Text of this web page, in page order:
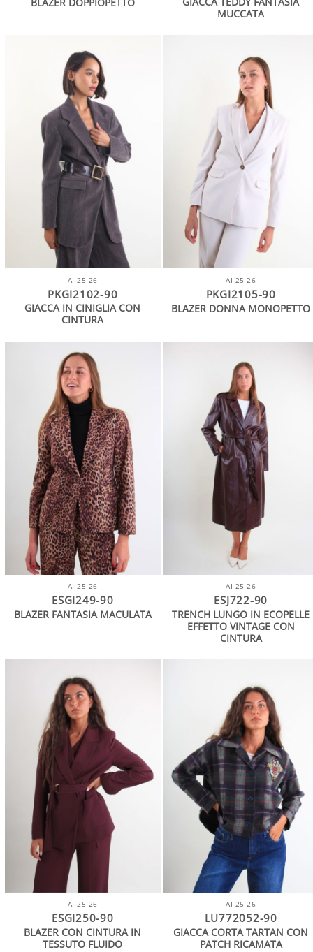
MUCCATA
AI 25-26
PKGI2102-90
GIACCA IN CINIGLIA CON
CINTURA
AI 25-26
PKGI2105-90
BLAZER DONNA MONOPETTO
AI 25-26
ESGI249-90
BLAZER FANTASIA MACULATA
AI 25-26
ESJ722-90
TRENCH LUNGO IN ECOPELLE
EFFETTO VINTAGE CON
CINTURA
AI 25-26
ESGI250-90
BLAZER CON CINTURA IN
TESSUTO FLUIDO
AI 25-26
LU772052-90
GIACCA CORTA TARTAN CON
PATCH RICAMATA